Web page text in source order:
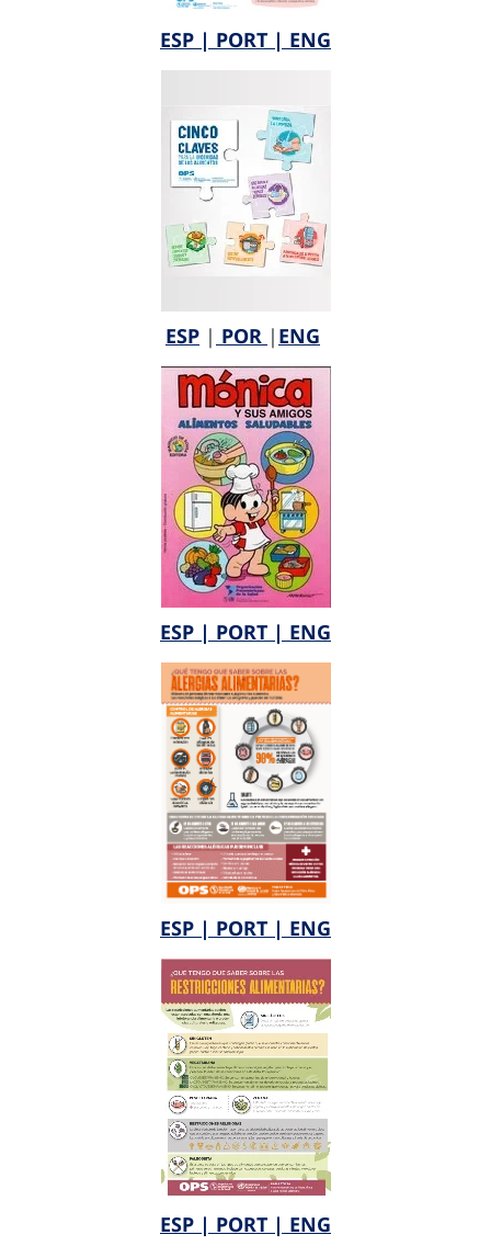
ESP | PORT | ENG
ESP | POR | ENG
ESP | PORT | ENG
ESP | PORT | ENG
ESP | PORT | ENG